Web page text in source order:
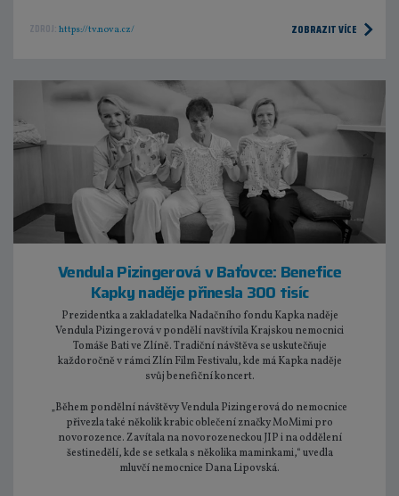
ZDROJ: https://tv.nova.cz/ ZOBRAZIT VÍCE
Vendula Pizingerová v Baťovce: Benefice
Kapky naděje přinesla 300 tisíc
Prezidentka a zakladatelka Nadačního fondu Kapka naděje
Vendula Pizingerová v pondělí navštívila Krajskou nemocnici
Tomáše Bati ve Zlíně. Tradiční návštěva se uskutečňuje
každoročně v rámci Zlín Film Festivalu, kde má Kapka naděje
svůj benefiční koncert.
„Během pondělní návštěvy Vendula Pizingerová do nemocnice
přivezla také několik krabic oblečení značky MoMimi pro
novorozence. Zavítala na novorozeneckou JIP i na oddělení
šestinedělí, kde se setkala s několika maminkami,“ uvedla
mluvčí nemocnice Dana Lipovská.